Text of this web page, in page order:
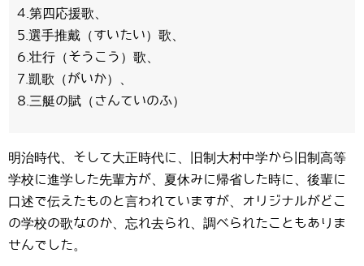
4.第四応援歌、
5.選手推戴（すいたい）歌、
6.壮行（そうこう）歌、
7.凱歌（がいか）、
8.三艇の賦（さんていのふ）
明治時代、そして大正時代に、旧制大村中学から旧制高等
学校に進学した先輩方が、夏休みに帰省した時に、後輩に
口述で伝えたものと言われていますが、オリジナルがどこ
の学校の歌なのか、忘れ去られ、調べられたこともありま
せんでした。